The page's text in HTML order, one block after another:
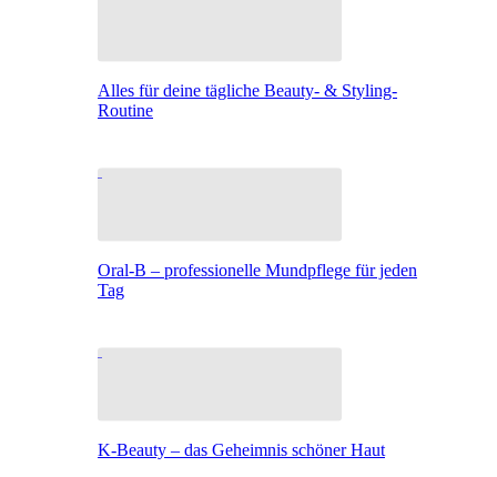
Alles für deine tägliche Beauty- & Styling-
Routine
Oral-B – professionelle Mundpflege für jeden
Tag
K-Beauty – das Geheimnis schöner Haut